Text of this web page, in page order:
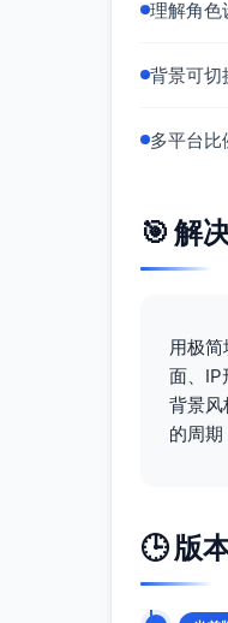
理解角色
背景可切
多平台比
🎯 解
用极
面、IP
背景风
的周期
🕒 版